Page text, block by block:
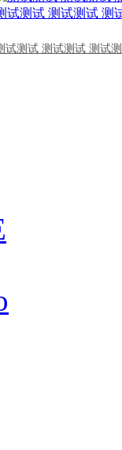
试测试 测试测试 测试